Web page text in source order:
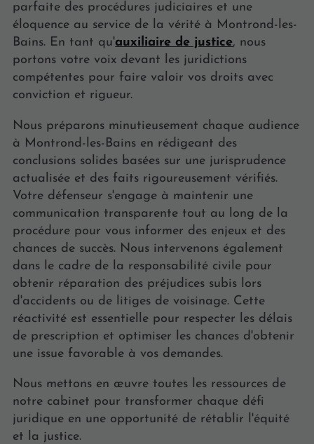
parfaite des procédures judiciaires et une
éloquence au service de la vérité à Montrond-les-
Bains. En tant qu'auxiliaire de justice, nous
portons votre voix devant les juridictions
compétentes pour faire valoir vos droits avec
conviction et rigueur.
Nous préparons minutieusement chaque audience
à Montrond-les-Bains en rédigeant des
conclusions solides basées sur une jurisprudence
actualisée et des faits rigoureusement vérifiés.
Votre défenseur s'engage à maintenir une
communication transparente tout au long de la
procédure pour vous informer des enjeux et des
chances de succès. Nous intervenons également
dans le cadre de la responsabilité civile pour
obtenir réparation des préjudices subis lors
d'accidents ou de litiges de voisinage. Cette
réactivité est essentielle pour respecter les délais
de prescription et optimiser les chances d'obtenir
une issue favorable à vos demandes.
Nous mettons en œuvre toutes les ressources de
notre cabinet pour transformer chaque défi
juridique en une opportunité de rétablir l'équité
et la justice.